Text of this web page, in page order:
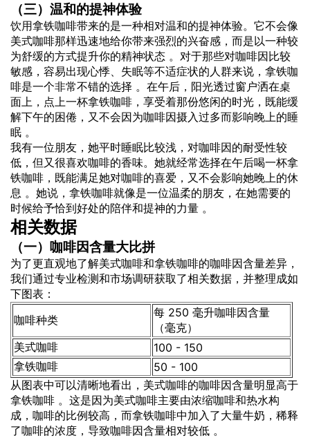
（三）温和的提神体验
饮用拿铁咖啡带来的是一种相对温和的提神体验。它不会像
美式咖啡那样迅速地给你带来强烈的兴奋感，而是以一种较
为舒缓的方式提升你的精神状态 。对于那些对咖啡因比较
敏感，容易出现心悸、失眠等不适症状的人群来说，拿铁咖
啡是一个非常不错的选择 。在午后，阳光透过窗户洒在桌
面上，点上一杯拿铁咖啡，享受着那份悠闲的时光，既能缓
解下午的困倦，又不会因为咖啡因摄入过多而影响晚上的睡
眠 。
我有一位朋友，她平时睡眠比较浅，对咖啡因的耐受性较
低，但又很喜欢咖啡的香味。她就经常选择在午后喝一杯拿
铁咖啡，既能满足她对咖啡的喜爱，又不会影响她晚上的休
息 。她说，拿铁咖啡就像是一位温柔的朋友，在她需要的
时候给予恰到好处的陪伴和提神的力量 。
相关数据
（一）咖啡因含量大比拼
为了更直观地了解美式咖啡和拿铁咖啡的咖啡因含量差异，
我们通过专业检测和市场调研获取了相关数据，并整理成如
下图表：
咖啡种类
每 250 毫升咖啡因含量
（毫克）
美式咖啡
100 - 150
拿铁咖啡
50 - 100
从图表中可以清晰地看出，美式咖啡的咖啡因含量明显高于
拿铁咖啡 。这是因为美式咖啡主要由浓缩咖啡和热水构
成，咖啡的比例较高，而拿铁咖啡中加入了大量牛奶，稀释
了咖啡的浓度，导致咖啡因含量相对较低 。